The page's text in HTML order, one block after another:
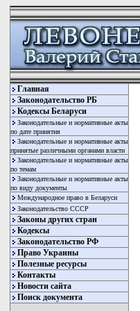
Главная
Законодательство РБ
Кодексы Беларуси
Законодательные и нормативные акты
по дате принятия
Законодательные и нормативные акты
принятые различными органами власти
Законодательные и нормативные акты
по темам
Законодательные и нормативные акты
по виду документы
Международное право в Беларуси
Законодательство СССР
Законы других стран
Кодексы
Законодательство РФ
Право Украины
Полезные ресурсы
Контакты
Новости сайта
Поиск документа